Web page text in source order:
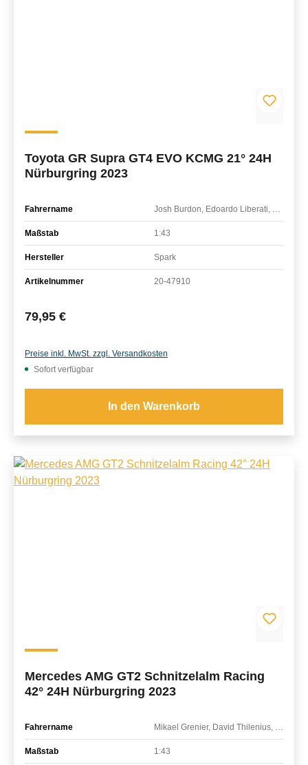
Toyota GR Supra GT4 EVO KCMG 21° 24H
Nürburgring 2023
Fahrername
Maßstab 1:43
Hersteller Spark
Artikelnummer 20-47910
Regulärer Preis:
79,95 €
Preise inkl. MwSt. zzgl. Versandkosten
Sofort verfügbar
In den Warenkorb
Mercedes AMG GT2 Schnitzelalm Racing
42° 24H Nürburgring 2023
Fahrername
Maßstab 1:43